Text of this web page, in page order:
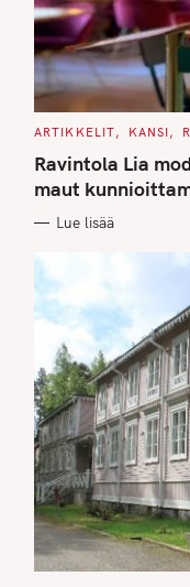
C
T
E
G
O
I
ARTIKKELIT KANSI
Ravintola Lia
maut
Lue lisää